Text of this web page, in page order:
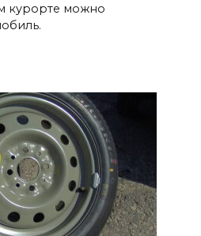
курорте можно